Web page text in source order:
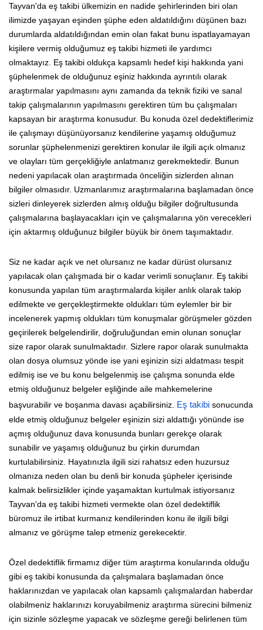
Tayvan'da eş takibi ülkemizin en nadide şehirlerinden biri olan
ilimizde yaşayan eşinden şüphe eden aldatıldığını düşünen bazı
durumlarda aldatıldığından emin olan fakat bunu ispatlayamayan
kişilere vermiş olduğumuz eş takibi hizmeti ile yardımcı
olmaktayız. Eş takibi oldukça kapsamlı hedef kişi hakkında yani
şüphelenmek de olduğunuz eşiniz hakkında ayrıntılı olarak
araştırmalar yapılmasını aynı zamanda da teknik fiziki ve sanal
takip çalışmalarının yapılmasını gerektiren tüm bu çalışmaları
kapsayan bir araştırma konusudur. Bu konuda özel dedektiflerimiz
ile çalışmayı düşünüyorsanız kendilerine yaşamış olduğumuz
sorunlar şüphelenmenizi gerektiren konular ile ilgili açık olmanız
ve olayları tüm gerçekliğiyle anlatmanız gerekmektedir. Bunun
nedeni yapılacak olan araştırmada önceliğin sizlerden alınan
bilgiler olmasıdır. Uzmanlarımız araştırmalarına başlamadan önce
sizleri dinleyerek sizlerden almış olduğu bilgiler doğrultusunda
çalışmalarına başlayacakları için ve çalışmalarına yön verecekleri
için aktarmış olduğunuz bilgiler büyük bir önem taşımaktadır.
Siz ne kadar açık ve net olursanız ne kadar dürüst olursanız
yapılacak olan çalışmada bir o kadar verimli sonuçlanır. Eş takibi
konusunda yapılan tüm araştırmalarda kişiler anlık olarak takip
edilmekte ve gerçekleştirmekte oldukları tüm eylemler bir bir
incelenerek yapmış oldukları tüm konuşmalar görüşmeler gözden
geçirilerek belgelendirilir, doğruluğundan emin olunan sonuçlar
size rapor olarak sunulmaktadır. Sizlere rapor olarak sunulmakta
olan dosya olumsuz yönde ise yani eşinizin sizi aldatması tespit
edilmiş ise ve bu konu belgelenmiş ise çalışma sonunda elde
etmiş olduğunuz belgeler eşliğinde aile mahkemelerine
başvurabilir ve boşanma davası açabilirsiniz. Eş takibi sonucunda
elde etmiş olduğunuz belgeler eşinizin sizi aldattığı yönünde ise
açmış olduğunuz dava konusunda bunları gerekçe olarak
sunabilir ve yaşamış olduğunuz bu çirkin durumdan
kurtulabilirsiniz. Hayatınızla ilgili sizi rahatsız eden huzursuz
olmanıza neden olan bu denli bir konuda şüpheler içerisinde
kalmak belirsizlikler içinde yaşamaktan kurtulmak istiyorsanız
Tayvan'da eş takibi hizmeti vermekte olan özel dedektiflik
büromuz ile irtibat kurmanız kendilerinden konu ile ilgili bilgi
almanız ve görüşme talep etmeniz gerekecektir.
Özel dedektiflik firmamız diğer tüm araştırma konularında olduğu
gibi eş takibi konusunda da çalışmalara başlamadan önce
haklarınızdan ve yapılacak olan kapsamlı çalışmalardan haberdar
olabilmeniz haklarınızı koruyabilmeniz araştırma sürecini bilmeniz
için sizinle sözleşme yapacak ve sözleşme gereği belirlenen tüm